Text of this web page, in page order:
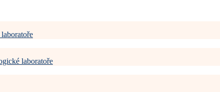
laboratoře